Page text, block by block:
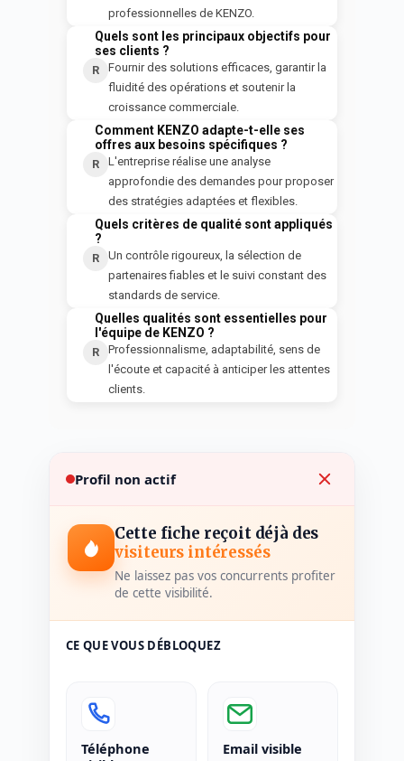
professionnelles de KENZO.
Quels sont les principaux objectifs pour
ses clients ?
R
Fournir des solutions efficaces, garantir la
fluidité des opérations et soutenir la
croissance commerciale.
Comment KENZO adapte-t-elle ses
offres aux besoins spécifiques ?
R
L'entreprise réalise une analyse
approfondie des demandes pour proposer
des stratégies adaptées et flexibles.
Quels critères de qualité sont appliqués
?
R
Un contrôle rigoureux, la sélection de
partenaires fiables et le suivi constant des
standards de service.
Quelles qualités sont essentielles pour
l'équipe de KENZO ?
R
Professionnalisme, adaptabilité, sens de
l'écoute et capacité à anticiper les attentes
clients.
Profil non actif
Cette fiche reçoit déjà des
visiteurs intéressés
Ne laissez pas vos concurrents profiter
de cette visibilité.
CE QUE VOUS DÉBLOQUEZ
Téléphone
Email visible